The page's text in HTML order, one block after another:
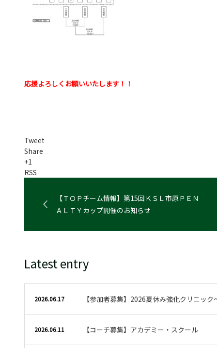
応援よろしくお願いいたします！！
Tweet
Share
+1
RSS
【ＴＯＰチーム情報】第15回ＫＳＬ市原ＰＥＮ
ＡＬＴＹカップ開催のお知らせ
Latest entry
2026.06.17 【参加者募集】2026夏休み強化クリニッ
2026.06.11 【コーチ募集】アカデミー・スクール